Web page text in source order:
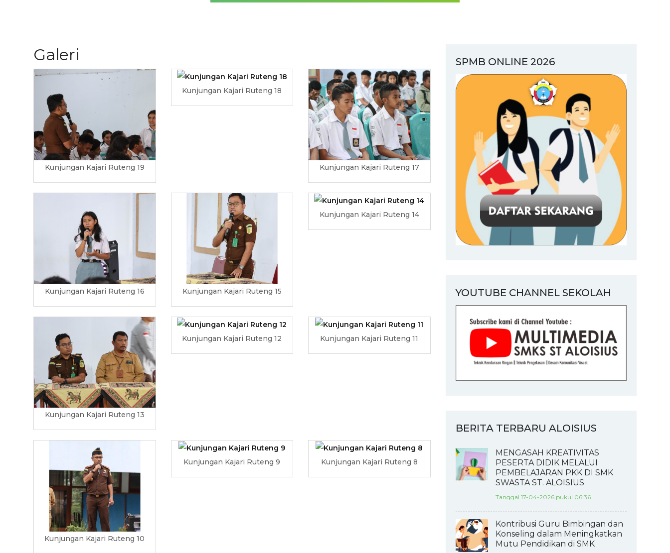
Galeri
Kunjungan Kajari Ruteng 19
Kunjungan Kajari Ruteng 18
Kunjungan Kajari Ruteng 17
Kunjungan Kajari Ruteng 16 Kunjungan Kajari Ruteng 15
Kunjungan Kajari Ruteng 14
Kunjungan Kajari Ruteng 13
Kunjungan Kajari Ruteng 12 Kunjungan Kajari Ruteng 11
Kunjungan Kajari Ruteng 10
Kunjungan Kajari Ruteng 9 Kunjungan Kajari Ruteng 8
SPMB ONLINE 2026
YOUTUBE CHANNEL SEKOLAH
BERITA TERBARU ALOISIUS
MENGASAH KREATIVITAS
PESERTA DIDIK MELALUI
PEMBELAJARAN PKK DI SMK
SWASTA ST. ALOISIUS
Tanggal 17-04-2026 pukul 06:36
Kontribusi Guru Bimbingan dan
Konseling dalam Meningkatkan
Mutu Pendidikan di SMK